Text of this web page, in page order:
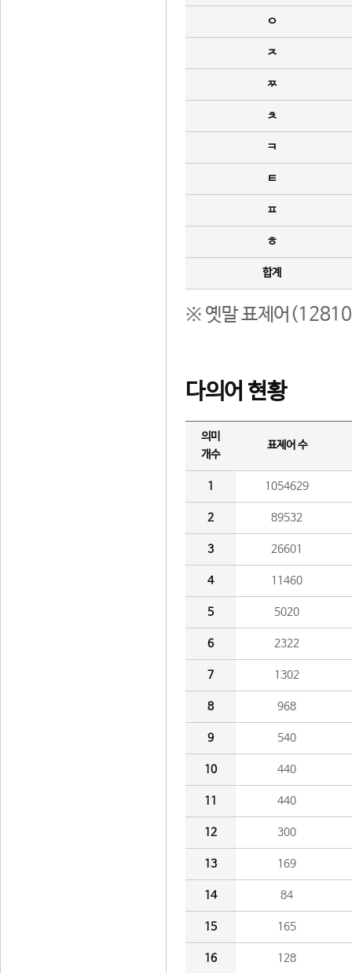
ㅇ
ㅈ
ㅉ
ㅊ
ㅋ
ㅌ
ㅍ
ㅎ
합계
※ 옛말 표제어(12810
다의어 현황
의미
개수
표제어 수
1 1054629
2 89532
3 26601
4 11460
5 5020
6 2322
7 1302
8 968
9 540
10 440
11 440
12 300
13 169
14 84
15 165
16 128